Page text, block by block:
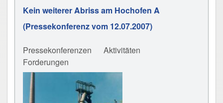
Kein weiterer Abriss am Hochofen A
(Pressekonferenz vom 12.07.2007)
Pressekonferenzen
Aktivitäten
Forderungen